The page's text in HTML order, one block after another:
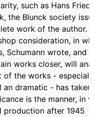
such as Hans
the Blunck society
work of the author.
consideration, in
Schumann wrote, and
works closer, will
of the works -
an dramatic - has taken
is the manner, in
production after 1945